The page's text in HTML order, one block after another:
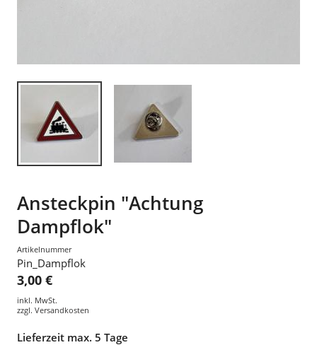
Ansteckpin "Achtung
Dampflok"
Artikelnummer
Pin_Dampflok
3,00 €
inkl. MwSt.
zzgl. Versandkosten
Lieferzeit max. 5 Tage